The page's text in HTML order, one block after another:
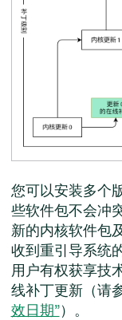
您可以安装多个
些软件包不会冲
新的内核软件包
收到重引导系统
用户有权获享技
线补丁更新（请
效日期”）。